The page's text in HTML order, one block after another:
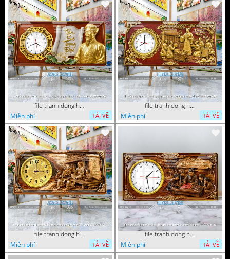
file tranh dong ho tri an thay co ngay nha giao viet nam 20 thang 11 072026 54
Miễn phí
TẢI VỀ
file tranh dong ho tri an thay co ngay nha giao viet nam 20 thang 11 072026 39
Miễn phí
TẢI VỀ
file tranh dong ho tri an thay co ngay nha giao viet nam 20 thang 11 072026 16
Miễn phí
TẢI VỀ
file tranh dong ho tri an thay co ngay nha giao viet nam 20 thang 11 072026 01
Miễn phí
TẢI VỀ